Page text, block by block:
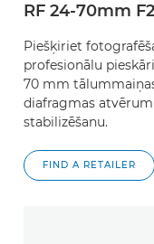
RF 24-70mm
Piešķiriet
profesionālu
70 mm
diafragmas
stabilizēšanu.
FIND A RETAILER